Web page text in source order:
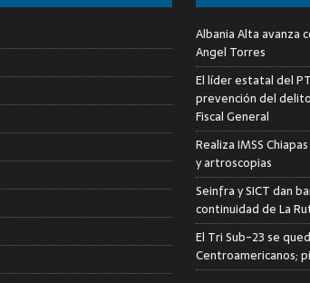
Albania Alta avanza
Angel Torres
El líder estatal del
prevención del
Fiscal General
Realiza IMSS
y artroscopias
Seinfra y SICT dan
continuidad de La
El Tri Sub-23 se
Centroamericanos;